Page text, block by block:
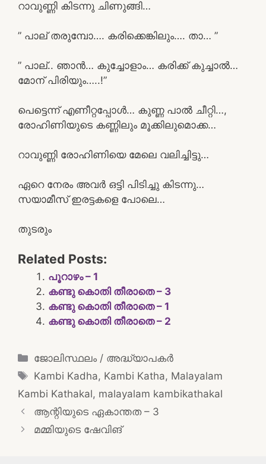
റാവുണ്ണി കിടന്നു ചിണുങ്ങി…
” പാല് തരുമ്പോ…. കരിക്കെങ്കിലും…. താ… ”
” പാല്.. ഞാൻ… കുച്ചോളാം… കരിക്ക് കുച്ചാൽ…
മോന് പിരിയും…..!”
പെട്ടെന്ന് എണീറ്റപ്പോൾ… കുണ്ണ പാൽ ചീറ്റി…,
രോഹിണിയുടെ കണ്ണിലും മൂക്കിലുമൊക്ക…
റാവുണ്ണി രോഹിണിയെ മേലെ വലിച്ചിട്ടു…
ഏറെ നേരം അവർ ഒട്ടി പിടിച്ചു കിടന്നു…
സയാമീസ് ഇരട്ടകളെ പോലെ…
തുടരും
Related Posts:
പൂറാഴം – 1
കണ്ടു കൊതി തീരാതെ – 3
കണ്ടു കൊതി തീരാതെ – 1
കണ്ടു കൊതി തീരാതെ – 2
Categories
ജോലിസ്ഥലം / അദ്ധ്യാപകർ
Tags
Kambi Kadha, Kambi Katha, Malayalam
Kambi Kathakal, malayalam kambikathakal
Post
navigation
ആന്റിയുടെ ഏകാന്തത – 3
മമ്മിയുടെ ഷേവിങ്